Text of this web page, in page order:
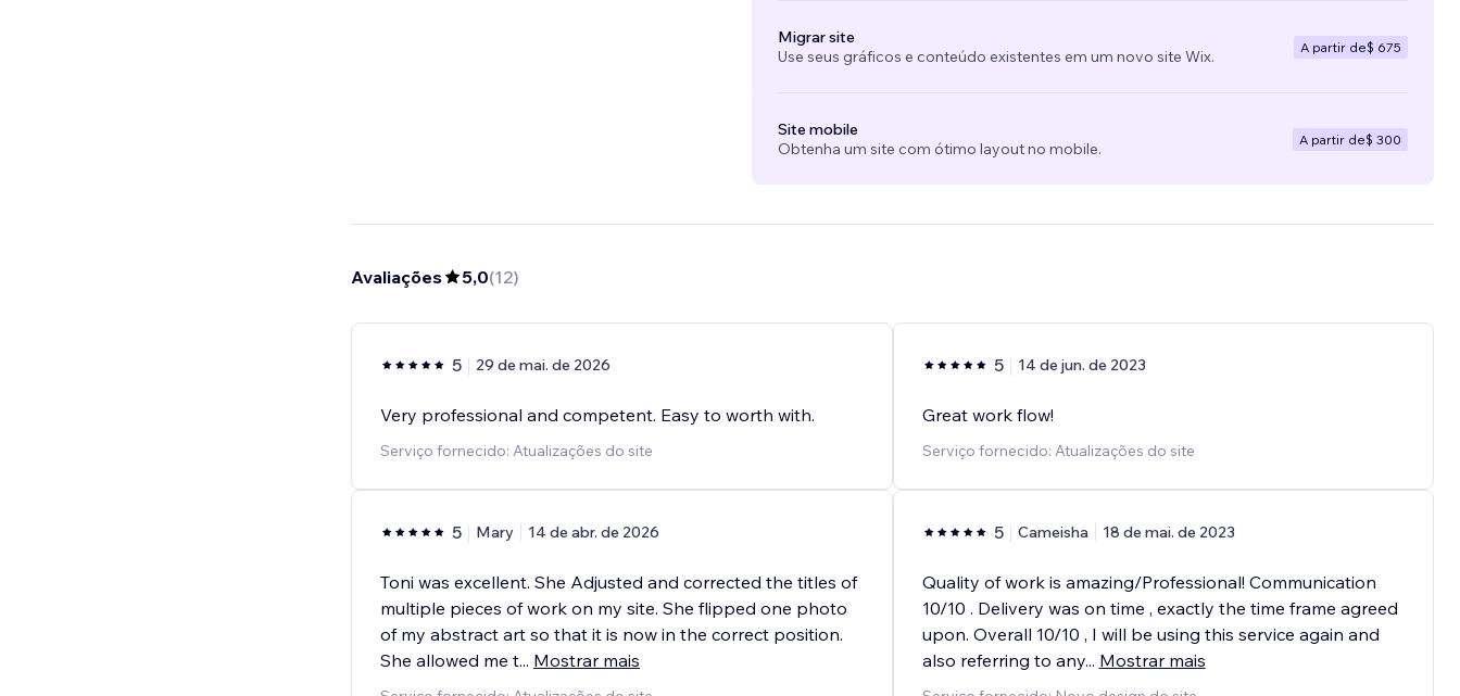
Migrar site
Use seus gráficos e conteúdo existentes em um novo site Wix.
A partir de$ 675
Site mobile
Obtenha um site com ótimo layout no mobile.
A partir de$ 300
Avaliações 5,0(12)
5 29 de mai. de 2026
Very professional and competent. Easy to worth with.
Serviço fornecido: Atualizações do site
5 Mary 14 de abr. de 2026
Toni was excellent. She Adjusted and corrected the titles of
multiple pieces of work on my site. She flipped one photo
of my abstract art so that it is now in the correct position.
She allowed me t... Mostrar mais
5 14 de jun. de 2023
Great work flow!
Serviço fornecido: Atualizações do site
5 Cameisha 18 de mai. de 2023
Quality of work is amazing/Professional! Communication
10/10 . Delivery was on time , exactly the time frame agreed
upon. Overall 10/10 , I will be using this service again and
also referring to any... Mostrar mais